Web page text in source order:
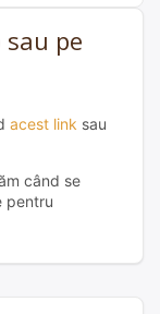
sau pe
acest link sau
când se
pentru